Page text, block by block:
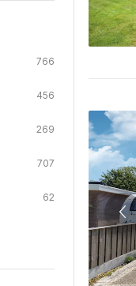
766
456
269
707
62